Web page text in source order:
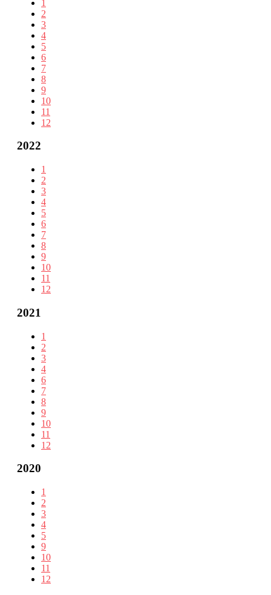
1
2
3
4
5
6
7
8
9
10
11
12
2022
1
2
3
4
5
6
7
8
9
10
11
12
2021
1
2
3
4
6
7
8
9
10
11
12
2020
1
2
3
4
5
9
10
11
12